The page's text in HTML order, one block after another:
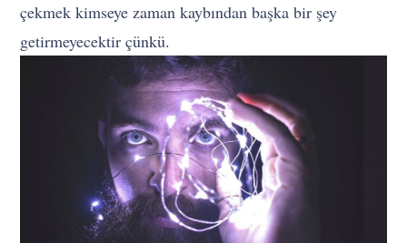
çekmek kimseye zaman kaybından başka bir şey
getirmeyecektir çünkü.